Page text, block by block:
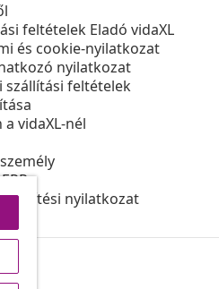
feltételek Eladó vidaXL
és cookie-nyilatkozat
nyilatkozat
szállítási feltételek
vidaXL-nél
nyilatkozat